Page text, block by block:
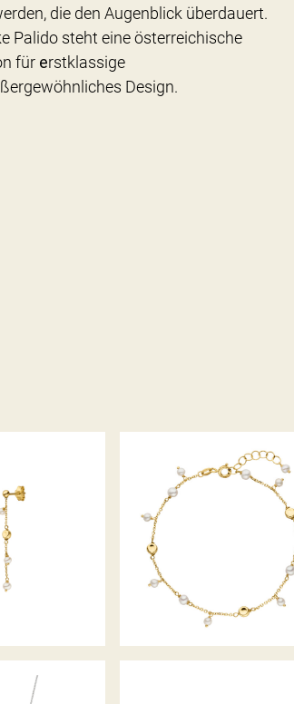
die den Augenblick überdauert.
Palido steht eine österreichische
für erstklassige
Design.
PALIDO ARMBAND